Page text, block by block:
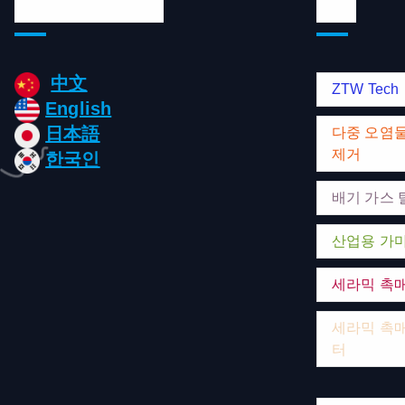
中文
English
日本語
한국인
ZTW Tech
다중 오염
제거
배기 가스
산업용 가
세라믹 촉
세라믹 촉
터